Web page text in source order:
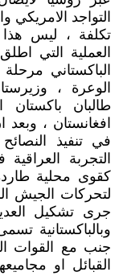
التواجد
تكلفة ، ليس
العملية التي
الباكستاني
الوعرة ،
طالبان باكستان
افغانستان ،
في تنفيذ النصائح
التجربة
كقوى محلية
لتحركات الجيش
جرى تشكيل
وبالباكستانية
جنب مع القوات
القبائل او